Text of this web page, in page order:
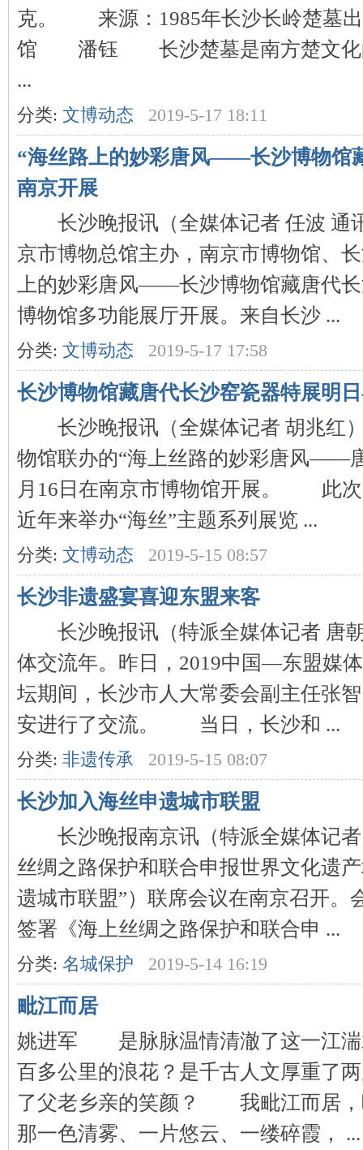
沙
文
网
克。 来源：1985年长沙长岭楚墓
馆 潘钰 长沙楚墓是南方楚文化的
...
分类: 文博动态 2019-5-17 18:11
“海丝路上的妙彩唐风——长沙博物馆
南京开展
长沙晚报讯（全媒体记者 任波 通
京市博物总馆主办，南京市博物馆、
上的妙彩唐风——长沙博物馆藏唐代长
博物馆多功能展厅开展。来自长沙 ...
分类: 文博动态 2019-5-17 17:58
长沙博物馆藏唐代长沙窑瓷器特展明
长沙晚报讯（全媒体记者 胡兆红
物馆联办的“海上丝路的妙彩唐风——
月16日在南京市博物馆开展。 此次
近年来举办“海丝”主题系列展览 ...
分类: 文博动态 2019-5-15 08:57
长沙非遗盛宴喜迎东盟来客
长沙晚报讯（特派全媒体记者 唐
体交流年。昨日，2019中国—东盟媒
坛期间，长沙市人大常委会副主任张
安进行了交流。 当日，长沙和 ...
分类: 非遗传承 2019-5-15 08:07
长沙加入海丝申遗城市联盟
长沙晚报南京讯（特派全媒体记者
丝绸之路保护和联合申报世界文化遗
遗城市联盟”）联席会议在南京召开。
签署《海上丝绸之路保护和联合申 ...
分类: 名城保护 2019-5-14 16:19
毗江而居
姚进军 是脉脉温情清澈了这一江湍
百多公里的浪花？是千古人文厚重了
了父老乡亲的笑颜？ 我毗江而居，
那一色清雾、一片悠云、一缕碎霞， ...